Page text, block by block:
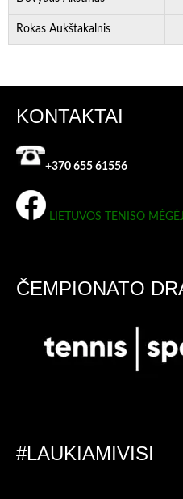
Rokas Aukštakalnis
KONTAKTAI
+370 655 61556
LIETUVOS TENISO
ČEMPIONATO
#LAUKIAMIVISI